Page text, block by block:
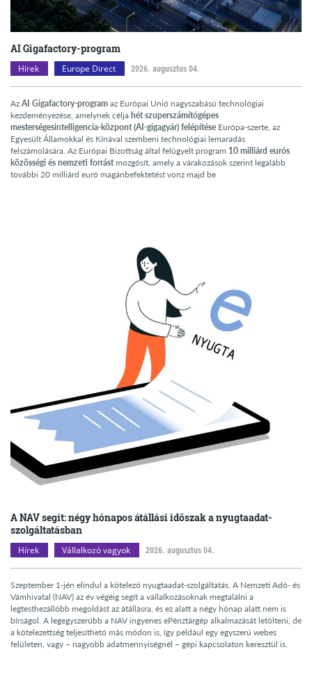
AI Gigafactory-program
Hírek Europe Direct 2026. augusztus 04.
Az AI Gigafactory-program az Európai Unió nagyszabású technológiai
kezdeményezése, amelynek célja hét szuperszámítógépes
mesterségesintelligencia-központ (AI-gigagyár) felépítése Európa-szerte, az
Egyesült Államokkal és Kínával szembeni technológiai lemaradás
felszámolására. Az Európai Bizottság által felügyelt program 10 milliárd eurós
közösségi és nemzeti forrástmozgósít, amely a várakozások szerint legalább
további 20 milliárd euró magánbefektetést vonz majd be
A NAV segít: négy hónapos átállási időszak a nyugtaadat-
szolgáltatásban
Hírek Vállalkozó vagyok 2026. augusztus 04.
Szeptember 1-jén elindul a kötelező nyugtaadat-szolgáltatás. A Nemzeti Adó- és
Vámhivatal (NAV) az év végéig segít a vállalkozásoknak megtalálni a
legtesthezállóbb megoldást az átállásra, és ez alatt a négy hónap alatt nem is
bírságol. A legegyszerűbb a NAV ingyenes ePénztárgép alkalmazását letölteni, de
a kötelezettség teljesíthető más módon is, így például egy egyszerű webes
felületen, vagy – nagyobb adatmennyiségnél – gépi kapcsolaton keresztül is.